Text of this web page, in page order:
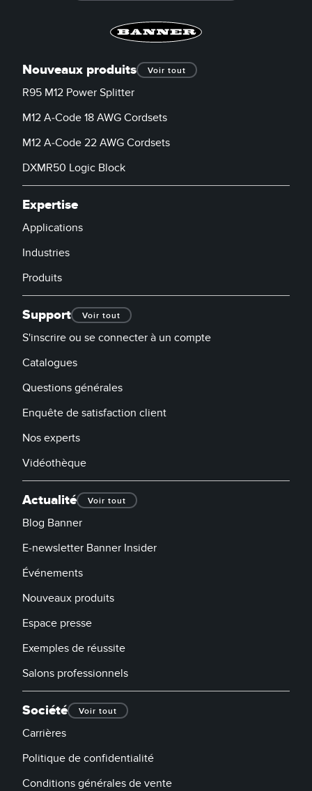
Nouveaux produits Voir tout
R95 M12 Power Splitter
M12 A-Code 18 AWG Cordsets
M12 A-Code 22 AWG Cordsets
DXMR50 Logic Block
Expertise
Applications
Industries
Produits
Support Voir tout
S'inscrire ou se connecter à un compte
Catalogues
Questions générales
Enquête de satisfaction client
Nos experts
Vidéothèque
Actualité Voir tout
Blog Banner
E-newsletter Banner Insider
Événements
Nouveaux produits
Espace presse
Exemples de réussite
Salons professionnels
Société Voir tout
Carrières
Politique de confidentialité
Conditions générales de vente